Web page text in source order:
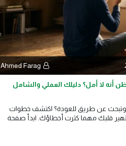
Ahmed Farag
أنه لا أمل؟ دليلك العملي والشامل
عن طريق للعودة؟ اكتشف خطوات
قلبك مهما كثرت أخطاؤك. ابدأ صفحة